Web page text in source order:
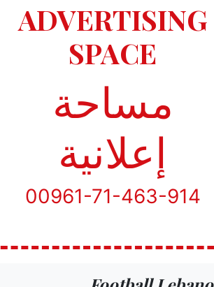
ADVERTISING
SPACE
مساحة
إعلانية
00961-71-463-914